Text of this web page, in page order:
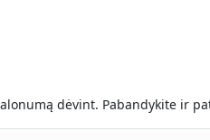
dėvint. Pabandykite ir